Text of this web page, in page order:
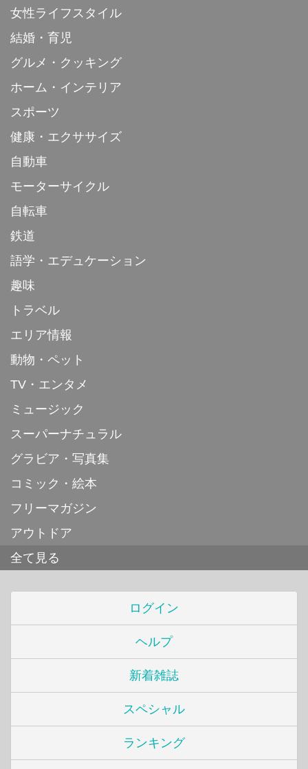
女性ライフスタイル
結婚・育児
グルメ・クッキング
ホーム・インテリア
スポーツ
健康・エクササイズ
自動車
モーターサイクル
自転車
鉄道
語学・エデュケーション
趣味
トラベル
エリア情報
動物・ペット
TV・エンタメ
ミュージック
スーパーナチュラル
グラビア・写真集
コミック・絵本
フリーマガジン
アウトドア
全て見る
ログイン
ヘルプ
新着雑誌
スペシャル
ランキング